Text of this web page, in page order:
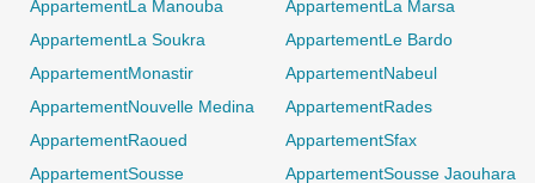
AppartementLa Manouba
AppartementLa Marsa
AppartementLa Soukra
AppartementLe Bardo
AppartementMonastir
AppartementNabeul
AppartementNouvelle Medina
AppartementRades
AppartementRaoued
AppartementSfax
AppartementSousse
AppartementSousse Jaouhara